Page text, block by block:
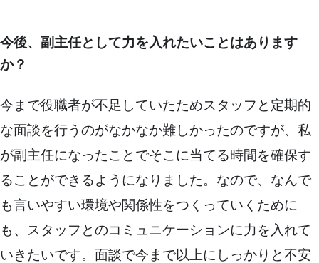
今後、副主任として力を入れたいことはあります
か？
今まで役職者が不足していたためスタッフと定期的
な面談を行うのがなかなか難しかったのですが、私
が副主任になったことでそこに当てる時間を確保す
ることができるようになりました。なので、なんで
も言いやすい環境や関係性をつくっていくために
も、スタッフとのコミュニケーションに力を入れて
いきたいです。面談で今まで以上にしっかりと不安